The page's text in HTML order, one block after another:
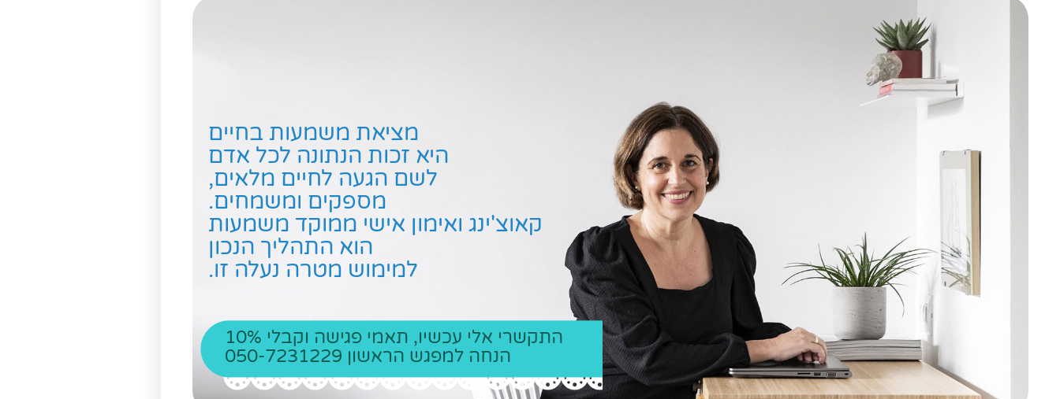
מציאת משמעות בחיים
היא זכות הנתונה לכל אדם
לשם הגעה לחיים מלאים,
מספקים ומשמחים.
קאוצ'ינג ואימון אישי ממוקד משמעות
הוא התהליך הנכון
למימוש מטרה נעלה זו.
התקשרי אלי עכשיו, תאמי פגישה וקבלי 10%
הנחה למפגש הראשון 050-7231229